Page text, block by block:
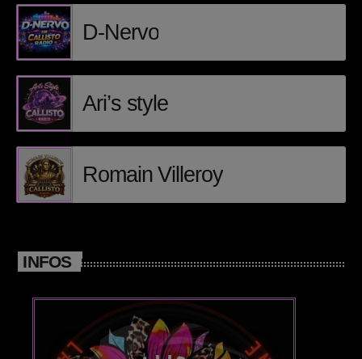
Posts
Video stories
World
EMISSION EN COURS
DJ Furrow
D-Nervo
Ari’s style
Romain Villeroy
INFOS